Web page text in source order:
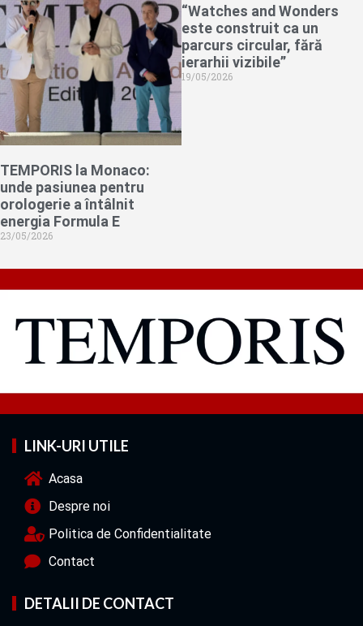
TEMPORIS la Monaco:
unde pasiunea pentru
orologerie a întâlnit
energia Formula E
23/05/2026
“Watches and Wonders
este construit ca un
parcurs circular, fără
ierarhii vizibile”
19/05/2026
LINK-URI UTILE
Acasa
Despre noi
Politica de Confidentialitate
Contact
DETALII DE CONTACT